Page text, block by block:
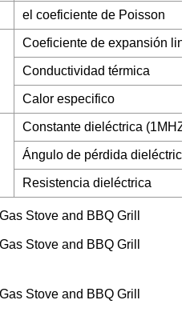
el coeficiente de Poisson
Coeficiente de expansión
Conductividad térmica
Calor especifico
Constante dieléctrica (1MHZ)
Ángulo de pérdida dieléctrica
Resistencia dieléctrica